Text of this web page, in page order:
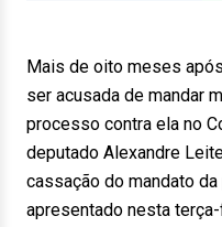
Mais de oito meses
ser acusada de mandar
processo contra ela no
deputado Alexandre
cassação do mandato
apresentado nesta